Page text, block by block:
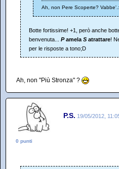
Ah, non Pere Scoperte?
Botte fortissime! +1, però anche
benvenuta... Pamela S atrattare!
per le risposte a tono;D
Ah, non "Più Stronza" ?
P.S. 19/05/2012,
0 punti